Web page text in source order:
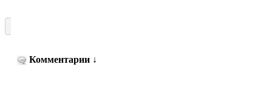
Комментарии ↓